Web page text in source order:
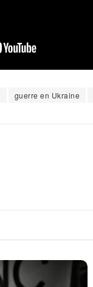
guerre en Ukraine